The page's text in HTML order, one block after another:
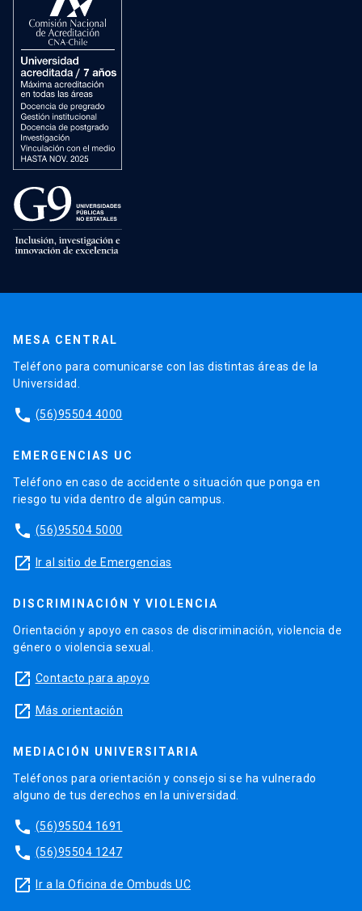
MESA CENTRAL
Teléfono para comunicarse con las distintas áreas de la
Universidad.
phone (56)95504 4000
EMERGENCIAS UC
Teléfono en caso de accidente o situación que ponga en
riesgo tu vida dentro de algún campus.
phone (56)95504 5000
launch Ir al sitio de Emergencias
DISCRIMINACIÓN Y VIOLENCIA
Orientación y apoyo en casos de discriminación, violencia de
género o violencia sexual.
launch Contacto para apoyo
launch Más orientación
MEDIACIÓN UNIVERSITARIA
Teléfonos para orientación y consejo si se ha vulnerado
alguno de tus derechos en la universidad.
phone (56)95504 1691
phone (56)95504 1247
launch Ir a la Oficina de Ombuds UC